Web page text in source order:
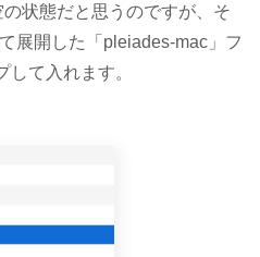
状態だと思うのですが、そ
展開した「pleiades-mac」フ
して入れます。